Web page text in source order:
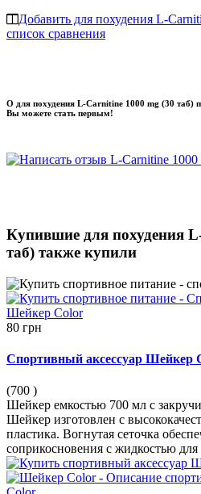
Добавить для похудения L-
список сравнения
О для похудения L-Carnitine 1000 mg (30 таб)
Вы можете стать первым!
Купившие для похудения
таб) также купили
80 грн
Спортивный аксессуар Шейкер
(700 )
Шейкер емкостью 700 мл с
Шейкер изготовлен с
пластика. Вогнутая сеточка
соприкосновения с жидкостью